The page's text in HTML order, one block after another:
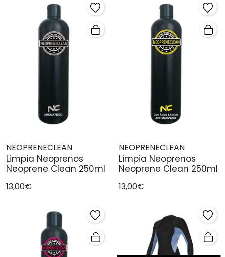
NEOPRENECLEAN
Limpia Neoprenos
Neoprene Clean 250ml
13,00€
NEOPRENECLEAN
Limpia Neoprenos
Neoprene Clean 250ml
13,00€